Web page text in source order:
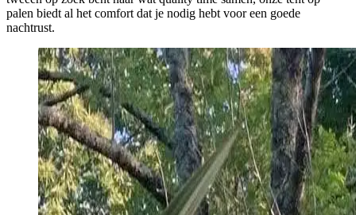
palen biedt al het comfort dat je nodig hebt voor een goede
nachtrust.